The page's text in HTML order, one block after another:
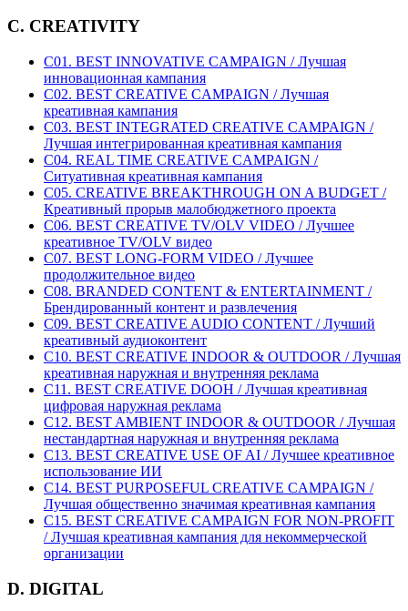
C. CREATIVITY
C01. BEST INNOVATIVE CAMPAIGN / Лучшая
инновационная кампания
C02. BEST CREATIVE CAMPAIGN / Лучшая
креативная кампания
C03. BEST INTEGRATED CREATIVE CAMPAIGN /
Лучшая интегрированная креативная кампания
C04. REAL TIME CREATIVE CAMPAIGN /
Ситуативная креативная кампания
C05. CREATIVE BREAKTHROUGH ON A BUDGET /
Креативный прорыв малобюджетного проекта
C06. BEST CREATIVE TV/OLV VIDEO / Лучшее
креативное TV/OLV видео
C07. BEST LONG-FORM VIDEO / Лучшее
продолжительное видео
C08. BRANDED CONTENT & ENTERTAINMENT /
Брендированный контент и развлечения
C09. BEST CREATIVE AUDIO CONTENT / Лучший
креативный аудиоконтент
C10. BEST CREATIVE INDOOR & OUTDOOR / Лучшая
креативная наружная и внутренняя реклама
C11. BEST CREATIVE DOOH / Лучшая креативная
цифровая наружная реклама
C12. BEST AMBIENT INDOOR & OUTDOOR / Лучшая
нестандартная наружная и внутренняя реклама
C13. BEST CREATIVE USE OF AI / Лучшее креативное
использование ИИ
C14. BEST PURPOSEFUL CREATIVE CAMPAIGN /
Лучшая общественно значимая креативная кампания
C15. BEST CREATIVE CAMPAIGN FOR NON-PROFIT
/ Лучшая креативная кампания для некоммерческой
организации
D. DIGITAL